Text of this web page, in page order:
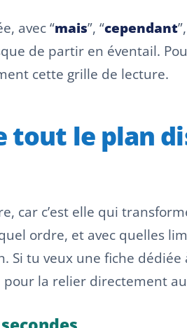
avec “mais”, “cependant
de partir en éventail.
cette grille de lecture.
tout le plan
car c’est elle qui
ordre, et avec quelles
Si tu veux une fiche
pour la relier directement